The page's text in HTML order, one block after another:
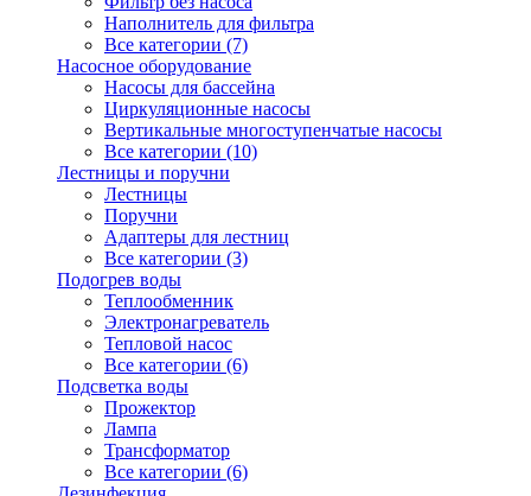
Наполнитель для фильтра
Все категории (7)
Насосное оборудование
Насосы для бассейна
Циркуляционные насосы
Вертикальные многоступенчатые насосы
Все категории (10)
Лестницы и поручни
Лестницы
Поручни
Адаптеры для лестниц
Все категории (3)
Подогрев воды
Теплообменник
Электронагреватель
Тепловой насос
Все категории (6)
Подсветка воды
Прожектор
Лампа
Трансформатор
Все категории (6)